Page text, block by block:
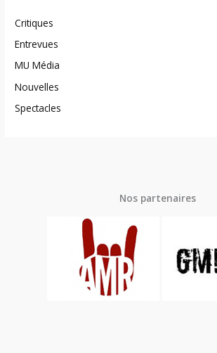
Critiques
Entrevues
MU Média
Nouvelles
Spectacles
Nos partenaires